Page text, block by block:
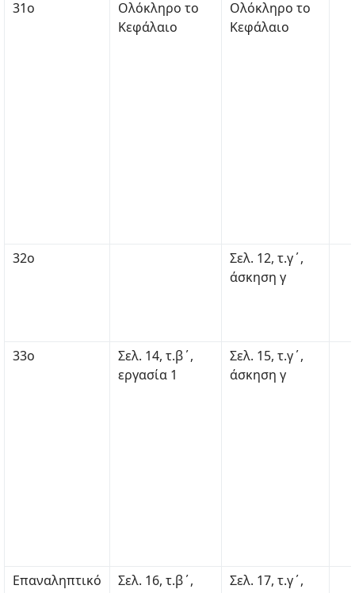
31ο
Ολόκληρο το
Κεφάλαιο
Ολόκληρο το
Κεφάλαιο
32ο
Σελ. 12, τ.γ΄,
άσκηση γ
33ο
Σελ. 14, τ.β΄,
εργασία 1
Σελ. 15, τ.γ΄,
άσκηση γ
Επαναληπτικό
Σελ. 16, τ.β΄,
Σελ. 17, τ.γ΄,